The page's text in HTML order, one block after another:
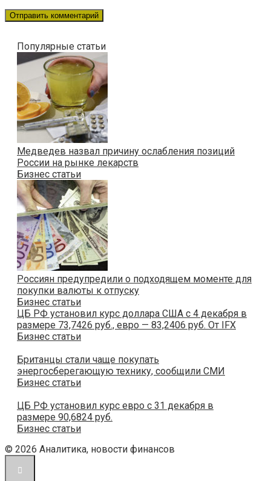
Популярные статьи
Медведев назвал причину ослабления позиций
России на рынке лекарств
Бизнес статьи
Россиян предупредили о подходящем моменте для
покупки валюты к отпуску
Бизнес статьи
ЦБ РФ установил курс доллара США с 4 декабря в
размере 73,7426 руб., евро — 83,2406 руб. От IFX
Бизнес статьи
Британцы стали чаще покупать
энергосберегающую технику, сообщили СМИ
Бизнес статьи
ЦБ РФ установил курс евро с 31 декабря в
размере 90,6824 руб.
Бизнес статьи
© 2026 Аналитика, новости финансов